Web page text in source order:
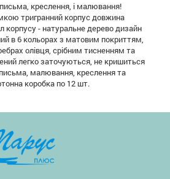
креслення, і малювання!
тригранний корпус довжина
корпусу - натуральне дерево дизайн
в 6 кольорах з матовим покриттям,
олівця, срібним тисненням та
легко заточуються, не кришиться
малювання, креслення та
коробка по 12 шт.